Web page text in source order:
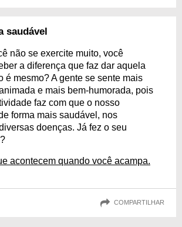
saudável
não se exercite muito, você
a diferença que faz dar aquela
é mesmo? A gente se sente mais
e mais bem-humorada, pois
faz com que o nosso
forma mais saudável, nos
doenças. Já fez o seu
acontecem quando você acampa.
COMPARTILHAR